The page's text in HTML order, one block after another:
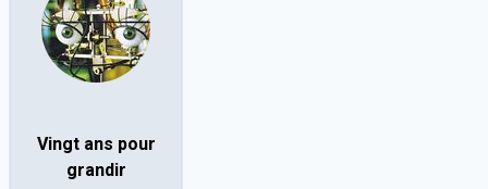
Vingt ans pour
grandir